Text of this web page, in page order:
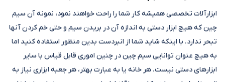
ابزارآلات تخصصی همیشه کار شما را راحت خواهند نمود، نمونه آن سیم
چین که هیچ ابزار دستی به اندازه آن در بریدن سیم و حتی خم کردن آنها
تبحر ندارد. با اینکه شاید شما از انبردست بدین منظور استفاده کنید اما
به هیچ عنوان توانایی سیم چین در چنین اموری قابل قیاس با سایر
ابزارهای دستی نیست. هر خانه یا به عبارت بهتر، هر جعبه ابزاری نیاز به